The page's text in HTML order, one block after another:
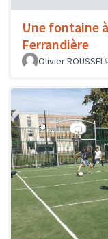
Une fontaine
Ferrandière
Olivier ROUSSEL